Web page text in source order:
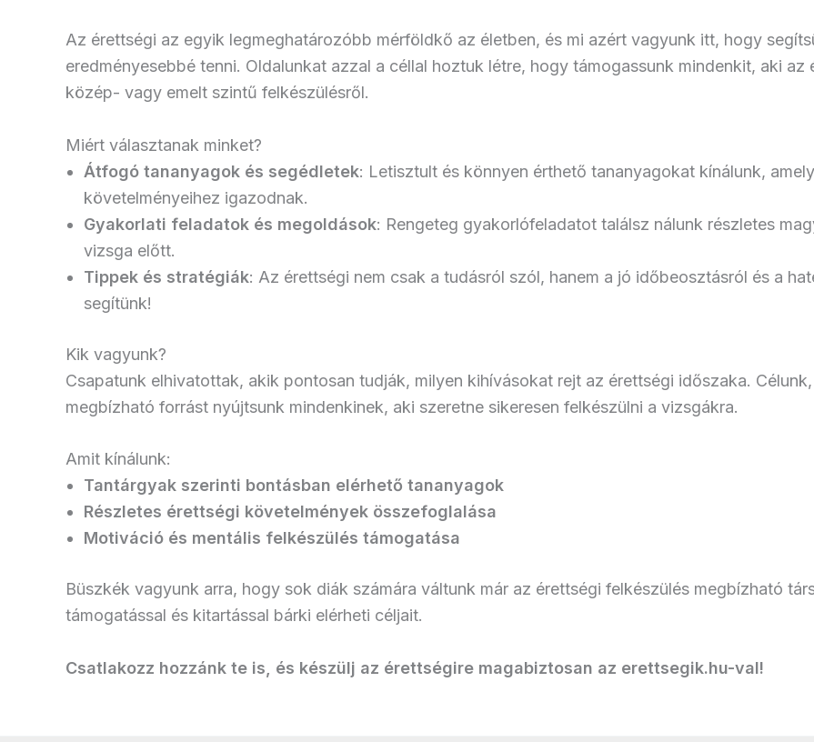
Az érettségi az egyik legmeghatározóbb mérföldkő az életben, és mi azért vagyunk itt, hogy
eredményesebbé tenni. Oldalunkat azzal a céllal hoztuk létre, hogy támogassunk mindenkit, aki
közép- vagy emelt szintű felkészülésről.
Miért választanak minket?
Átfogó tananyagok és segédletek: Letisztult és könnyen érthető tananyagokat kínálunk,
követelményeihez igazodnak.
Gyakorlati feladatok és megoldások: Rengeteg gyakorlófeladatot találsz nálunk részletes
vizsga előtt.
Tippek és stratégiák: Az érettségi nem csak a tudásról szól, hanem a jó időbeosztásról és a
segítünk!
Kik vagyunk?
Csapatunk elhivatottak, akik pontosan tudják, milyen kihívásokat rejt az érettségi időszaka.
megbízható forrást nyújtsunk mindenkinek, aki szeretne sikeresen felkészülni a vizsgákra.
Amit kínálunk:
Tantárgyak szerinti bontásban elérhető tananyagok
Részletes érettségi követelmények összefoglalása
Motiváció és mentális felkészülés támogatása
Büszkék vagyunk arra, hogy sok diák számára váltunk már az érettségi felkészülés megbízható
támogatással és kitartással bárki elérheti céljait.
Csatlakozz hozzánk te is, és készülj az érettségire magabiztosan az erettsegik.hu-val!